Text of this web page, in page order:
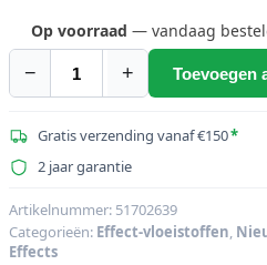
Op voorraad — vandaag
−
ANTARI
1500
MK3
+ Toevoegen
Gratis verzending vanaf €150*
2 jaar garantie
Artikelnummer: 51702639
Categorieën: Effect-vloeistoffen,
Effects